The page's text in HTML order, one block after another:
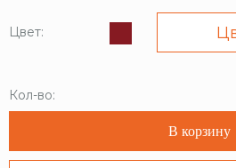
Цвет:
Кол-во:
В корзину